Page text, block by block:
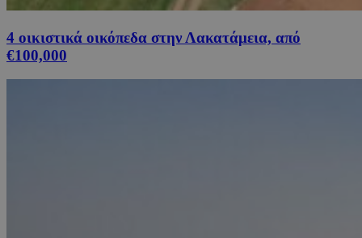
4 οικιστικά οικόπεδα στην Λακατάμεια, από
€100,000